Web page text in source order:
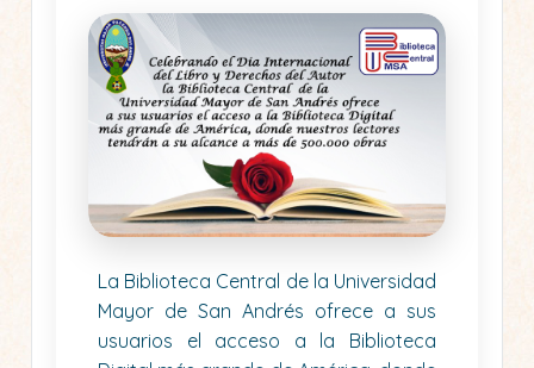
La Biblioteca Central de la Universidad
Mayor de San Andrés ofrece a sus
usuarios el acceso a la Biblioteca